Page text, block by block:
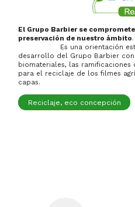
El Grupo Barbier se
preservación de nuestro ámbito
Es una orientación
desarrollo del Grupo Barbier
biomateriales, las
para el reciclaje de los filmes
capas.
Reciclaje, eco concepción